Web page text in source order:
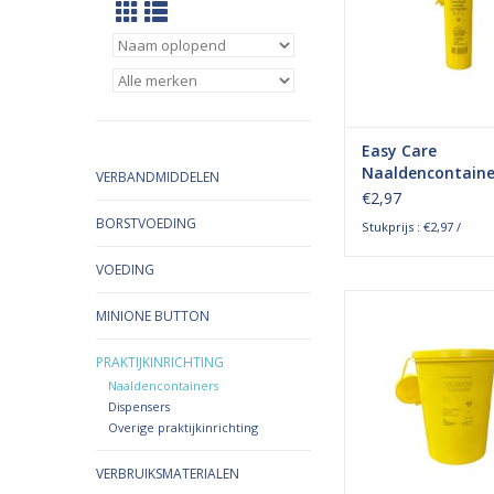
VERBANDMIDDELEN
BORSTVOEDING
VOEDING
MINIONE BUTTON
PRAKTIJKINRICHTING
Naaldencontainers
Dispensers
Overige praktijkinrichting
VERBRUIKSMATERIALEN
De naaldencontainer
van polypropyleen,
duurzaam en
Easy Care
Liter
€2,97
Stukprijs : €2,97 /
weggooien van
zoals naalden,
en andere scherpe
De naaldencontainer
van polypropyleen,